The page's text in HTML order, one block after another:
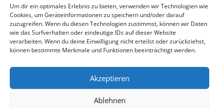
Um dir ein optimales Erlebnis zu bieten, verwenden wir Technologien wie
Cookies, um Geräteinformationen zu speichern und/oder darauf
zuzugreifen. Wenn du diesen Technologien zustimmst, können wir Daten
wie das Surfverhalten oder eindeutige IDs auf dieser Website
verarbeiten. Wenn du deine Einwilligung nicht erteilst oder zurückziehst,
können bestimmte Merkmale und Funktionen beeinträchtigt werden.
Akzeptieren
Ablehnen
30
29
28
27
Neueste Kommentare